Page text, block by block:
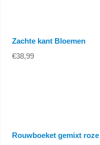
Zachte kant Bloemen
€38,99
Rouwboeket gemixt